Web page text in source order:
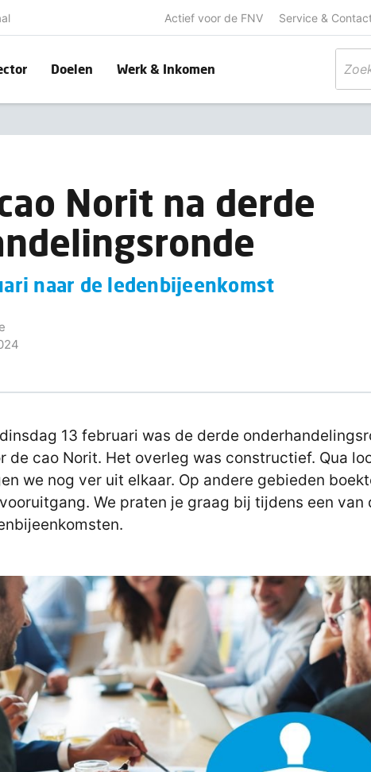
Actief voor de FNV Service &
Doelen Werk & Inkomen
Norit na derde
naar de ledenbijeenkomst
13 februari was de derde
de cao Norit. Het overleg was constructief. Qua
we nog ver uit elkaar. Op andere gebieden
We praten je graag bij tijdens een van